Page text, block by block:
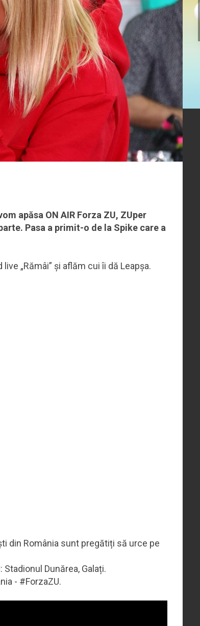
apăsa ON AIR Forza ZU, ZUper
Pasa a primit-o de la Spike care a
„Rămâi” și aflăm cui îi dă Leapșa.
din România sunt pregătiți să urce pe
Dunărea, Galați.
- #ForzaZU.